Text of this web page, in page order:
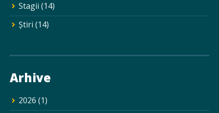
Stagii (14)
Ştiri (14)
Arhive
2026 (1)